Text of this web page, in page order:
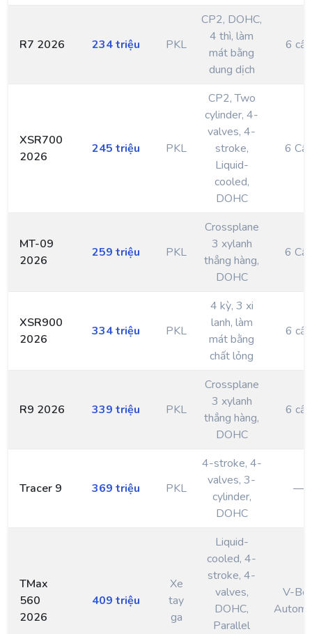
R7 2026 234 triệu PKL
CP2, DOHC,
4 thì, làm
mát bằng
dung dịch
6 cấp
XSR700
2026
245 triệu PKL
CP2, Two
cylinder, 4-
valves, 4-
stroke,
Liquid-
cooled,
DOHC
6
MT-09
2026
259 triệu PKL
Crossplane
3 xylanh
thẳng hàng,
DOHC
6
XSR900
2026
334 triệu PKL
4 kỳ, 3 xi
lanh, làm
mát bằng
chất lỏng
6 cấp
R9 2026 339 triệu PKL
Crossplane
3 xylanh
thẳng hàng,
DOHC
6 cấp
Tracer 9 369 triệu PKL
4-stroke, 4-
valves, 3-
cylinder,
DOHC
—
TMax
560
2026
409 triệu
Xe
tay
ga
Liquid-
cooled, 4-
stroke, 4-
valves,
DOHC,
Parallel
V-